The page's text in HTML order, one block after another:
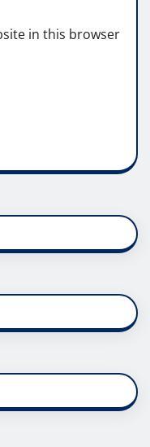
in this browser